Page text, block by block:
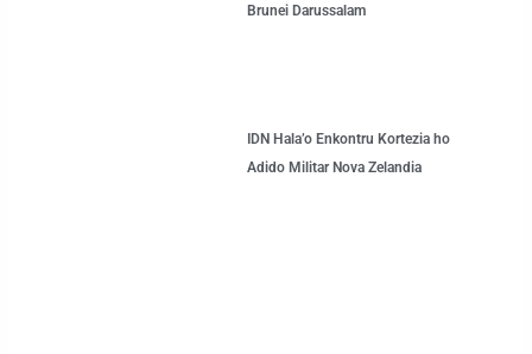
Brunei Darussalam
IDN Hala’o Enkontru Kortezia ho
Adido Militar Nova Zelandia